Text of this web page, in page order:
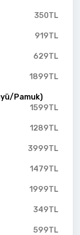
350TL
919TL
629TL
1899TL
Pamuk)
1599TL
1289TL
3999TL
1479TL
1999TL
349TL
599TL